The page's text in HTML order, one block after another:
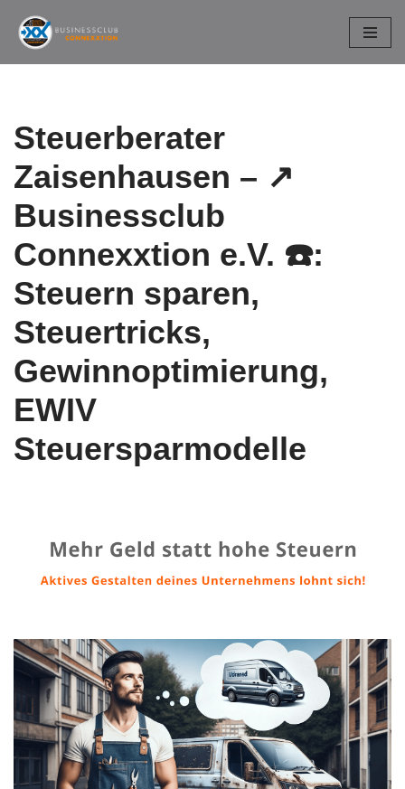
Zum
Steuerberater
Zaisenhausen – ↗️
Businessclub
Connexxtion e.V. ☎️:
Steuern sparen,
Steuertricks,
Gewinnoptimierung,
EWIV
Steuersparmodelle